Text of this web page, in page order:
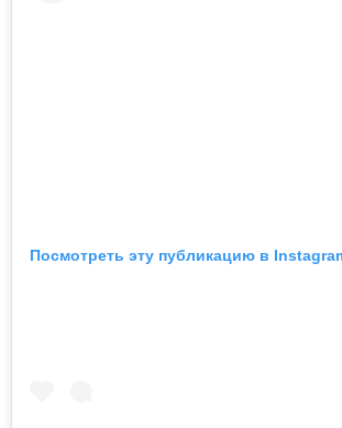
Посмотреть эту публикацию в